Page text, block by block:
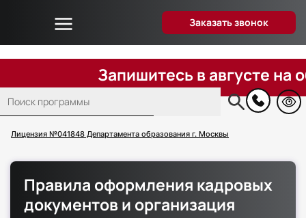
Лицензия №041848 Департамента образования г. Москвы
Заказать звонок
Основная
навигация
Об университете
Дистанционное образование
Преподаватели
Вопрос-ответ
Способы оплаты
Поступающим
Запишитесь в августе на
Правила оформления кадровых
документов и организация